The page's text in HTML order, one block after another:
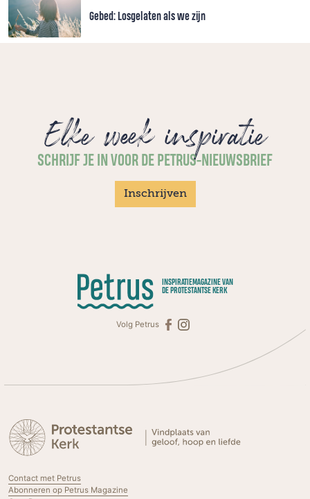
Gebed: Losgelaten als we zijn
Elke week inspiratie
SCHRIJF JE IN VOOR DE PETRUS-NIEUWSBRIEF
Inschrijven
INSPIRATIEMAGAZINE VAN
DE PROTESTANTSE KERK
Volg Petrus
Contact met Petrus
Abonneren op Petrus Magazine